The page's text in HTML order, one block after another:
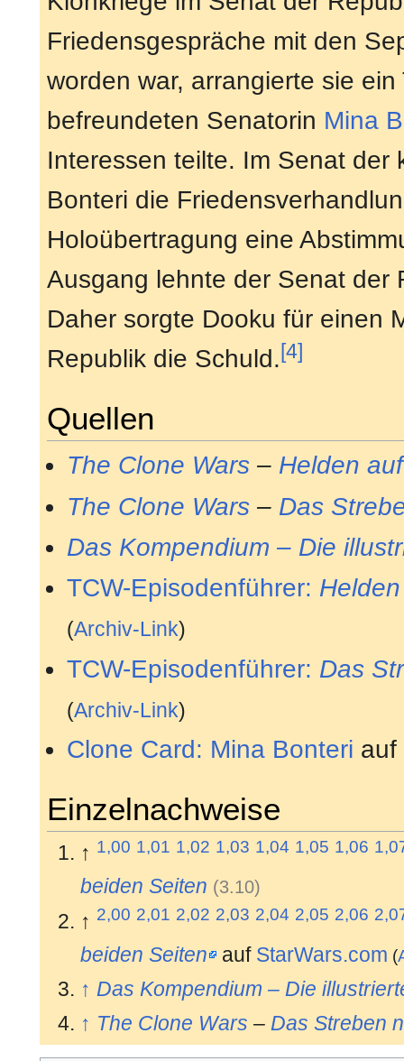
Friedensgespräche mit den
worden war, arrangierte sie
befreundeten Senatorin Mina
Interessen teilte. Im Senat der
Bonteri die
Holoübertragung eine
Ausgang lehnte der Senat der
Daher sorgte Dooku für einen
Republik die Schuld.[4]
Quellen
The Clone Wars – Helden
The Clone Wars – Das
Das Kompendium – Die
TCW-Episodenführer:
(Archiv-Link)
TCW-Episodenführer: Das
(Archiv-Link)
Clone Card: Mina Bonteri auf
Einzelnachweise
↑ 1,00 1,01 1,02 1,03 1,04 1,05 1,06
beiden Seiten (3.10)
↑ 2,00 2,01 2,02 2,03 2,04 2,05 2,06
beiden Seiten auf StarWars.com (
↑ Das Kompendium – Die
↑ The Clone Wars – Das Streben